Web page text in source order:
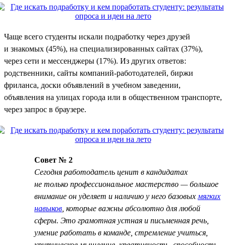
Чаще всего студенты искали подработку через друзей
и знакомых (45%), на специализированных сайтах (37%),
через сети и мессенджеры (17%). Из других ответов:
родственники, сайты компаний-работодателей, биржи
фриланса, доски объявлений в учебном заведении,
объявления на улицах города или в общественном транспорте,
через запрос в браузере.
Совет № 2
Сегодня работодатель ценит в кандидатах
не только профессиональное мастерство — большое
внимание он уделяет и наличию у него базовых мягких
навыков , которые важны абсолютно для любой
сферы. Это грамотная устная и письменная речь,
умение работать в команде, стремление учиться,